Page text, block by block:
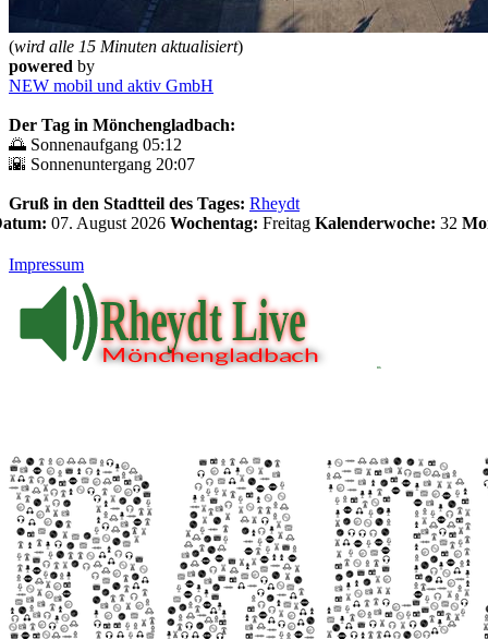
(wird alle 15 Minuten aktualisiert)
powered by
NEW mobil und aktiv GmbH
Der Tag in Mönchengladbach:
🌅 Sonnenaufgang 05:12
🌇 Sonnenuntergang 20:07
Gruß in den Stadtteil des Tages: Rheydt
07. August 2026 Wochentag: Freitag Kalenderwoche: 32
Impressum